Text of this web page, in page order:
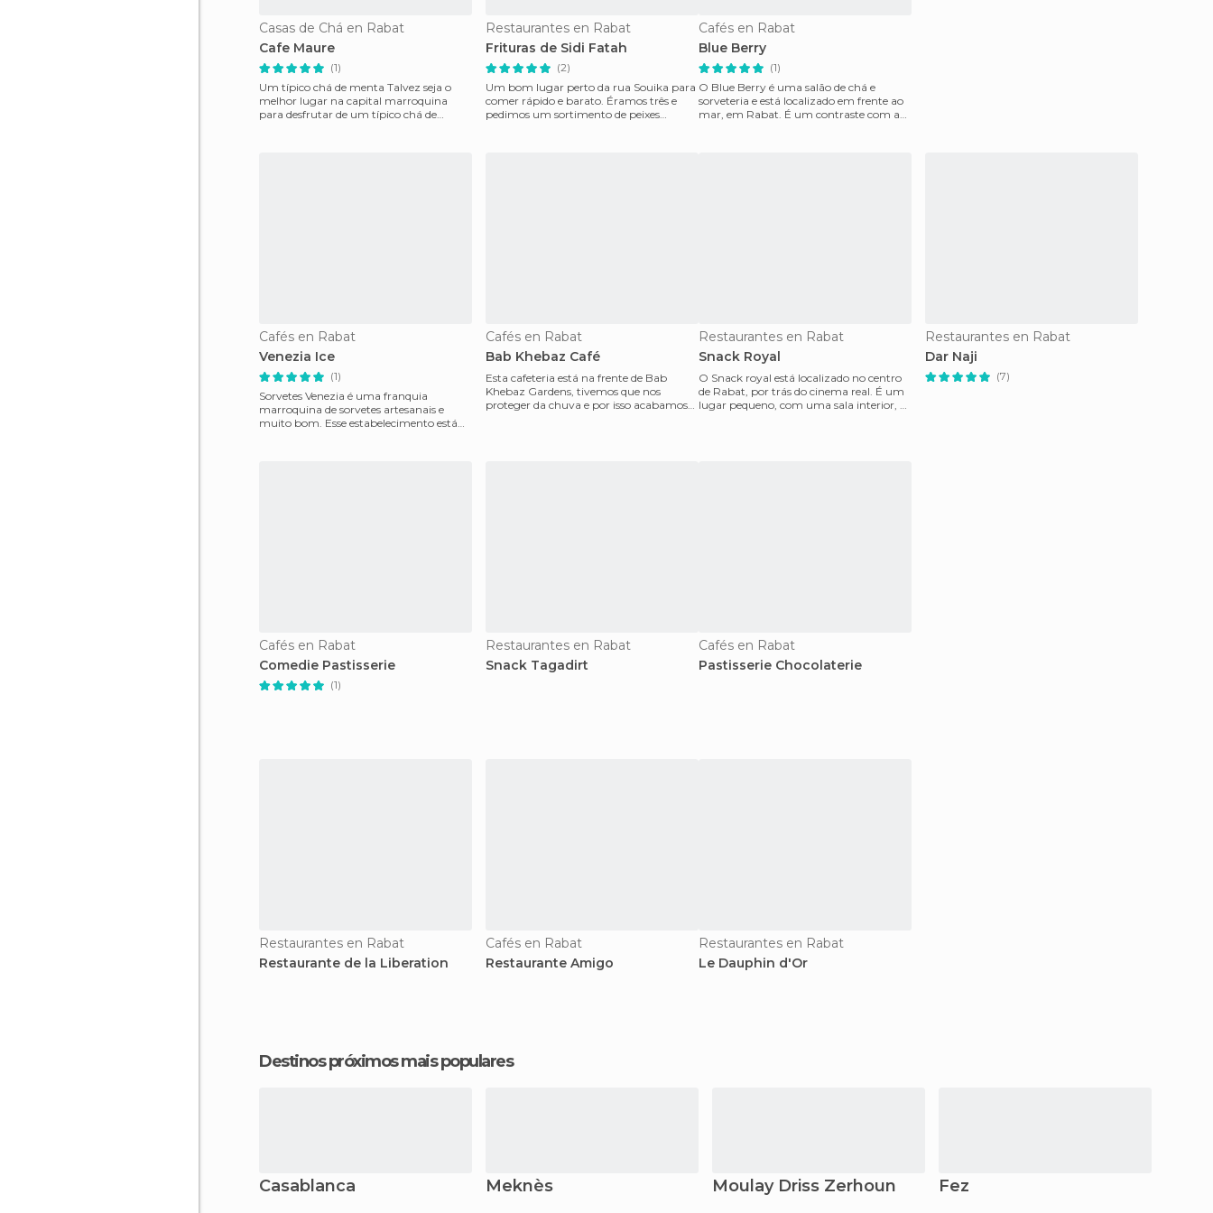
Casas de Chá en Rabat
Cafe Maure
(1)
Um típico chá de menta Talvez seja o
melhor lugar na capital marroquina
para desfrutar de um típico chá de
Restaurantes en Rabat
Frituras de Sidi Fatah
(2)
Um bom lugar perto da rua Souika para
comer rápido e barato. Éramos três e
pedimos um sortimento de peixes
Cafés en Rabat
Blue Berry
(1)
O Blue Berry é uma salão de chá e
sorveteria e está localizado em frente ao
mar, em Rabat. É um contraste com a
Cafés en Rabat
Venezia Ice
(1)
Sorvetes Venezia é uma franquia
marroquina de sorvetes artesanais e
muito bom. Esse estabelecimento está
Cafés en Rabat
Bab Khebaz Café
Esta cafeteria está na frente de Bab
Khebaz Gardens, tivemos que nos
proteger da chuva e por isso acabamos
Restaurantes en Rabat
Snack Royal
O Snack royal está localizado no centro
de Rabat, por trás do cinema real. É um
lugar pequeno, com uma sala interior, e
Restaurantes en Rabat
Dar Naji
(7)
Cafés en Rabat
Comedie Pastisserie
(1)
Restaurantes en Rabat
Snack Tagadirt
Cafés en Rabat
Pastisserie Chocolaterie
Restaurantes en Rabat
Restaurante de la Liberation
Cafés en Rabat
Restaurante Amigo
Restaurantes en Rabat
Le Dauphin d'Or
Destinos próximos mais populares
Casablanca Meknès Moulay Driss Zerhoun Fez